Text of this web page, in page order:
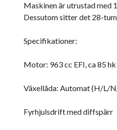
Maskinen är utrustad med
Dessutom sitter det 28-
Specifikationer:
Motor: 963 cc EFI, ca 85 hk
Växellåda: Automat (H/L/
Fyrhjulsdrift med diffspärr